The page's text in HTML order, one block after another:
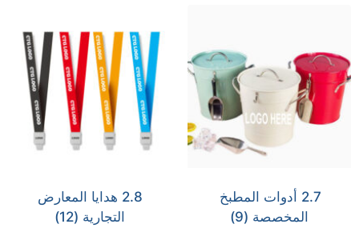
2.7 أدوات المطبخ
المخصصة (9)
2.8 هدايا المعارض
التجارية (12)